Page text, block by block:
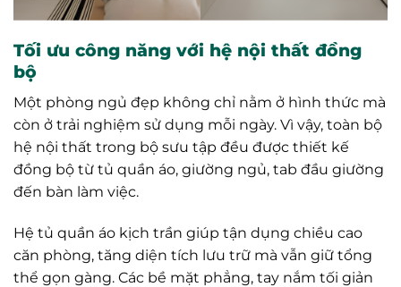
Tối ưu công năng với hệ nội thất đồng
bộ
Một phòng ngủ đẹp không chỉ nằm ở hình thức mà
còn ở trải nghiệm sử dụng mỗi ngày. Vì vậy, toàn bộ
hệ nội thất trong bộ sưu tập đều được thiết kế
đồng bộ từ tủ quần áo, giường ngủ, tab đầu giường
đến bàn làm việc.
Hệ tủ quần áo kịch trần giúp tận dụng chiều cao
căn phòng, tăng diện tích lưu trữ mà vẫn giữ tổng
thể gọn gàng. Các bề mặt phẳng, tay nắm tối giản